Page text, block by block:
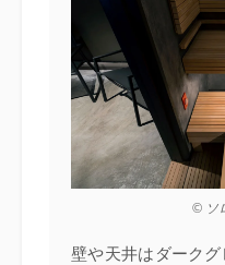
壁や天井はダーク
© ソ